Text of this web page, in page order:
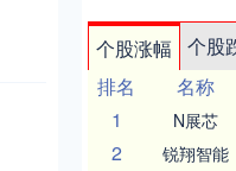
个股涨幅 个股
排名
名称
1
N展芯
2 锐翔智能